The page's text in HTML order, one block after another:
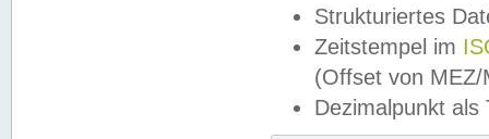
Strukturiertes
Zeitstempel im
(Offset von MEZ/
Dezimalpunkt als